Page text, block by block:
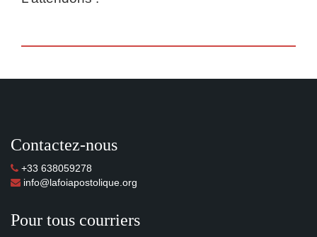
Contactez-nous
+33 638059278
info@lafoiapostolique.org
Pour tous courriers